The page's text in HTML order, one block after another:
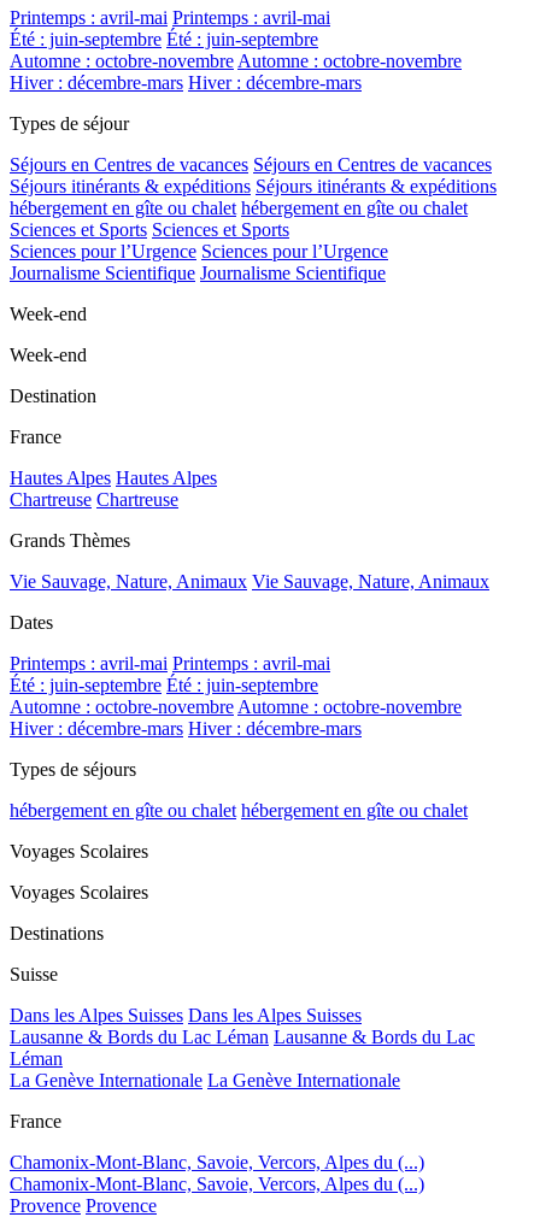
Printemps : avril-mai Printemps : avril-mai
Été : juin-septembre Été : juin-septembre
Automne : octobre-novembre Automne : octobre-novembre
Hiver : décembre-mars Hiver : décembre-mars
Types de séjour
Séjours en Centres de vacances Séjours en Centres de vacances
Séjours itinérants & expéditions Séjours itinérants & expéditions
hébergement en gîte ou chalet hébergement en gîte ou chalet
Sciences et Sports Sciences et Sports
Sciences pour l’Urgence Sciences pour l’Urgence
Journalisme Scientifique Journalisme Scientifique
Week-end
Week-end
Destination
France
Hautes Alpes Hautes Alpes
Chartreuse Chartreuse
Grands Thèmes
Vie Sauvage, Nature, Animaux Vie Sauvage, Nature, Animaux
Dates
Printemps : avril-mai Printemps : avril-mai
Été : juin-septembre Été : juin-septembre
Automne : octobre-novembre Automne : octobre-novembre
Hiver : décembre-mars Hiver : décembre-mars
Types de séjours
hébergement en gîte ou chalet hébergement en gîte ou chalet
Voyages Scolaires
Voyages Scolaires
Destinations
Suisse
Dans les Alpes Suisses Dans les Alpes Suisses
Lausanne & Bords du Lac Léman Lausanne & Bords du Lac
Léman
La Genève Internationale La Genève Internationale
France
Chamonix-Mont-Blanc, Savoie, Vercors, Alpes du (...)
Chamonix-Mont-Blanc, Savoie, Vercors, Alpes du (...)
Provence Provence